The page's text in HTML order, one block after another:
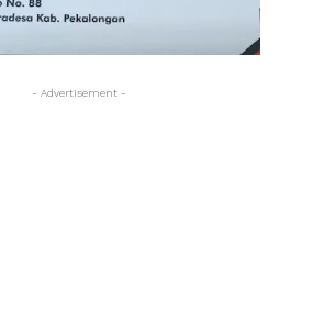
- Advertisement -